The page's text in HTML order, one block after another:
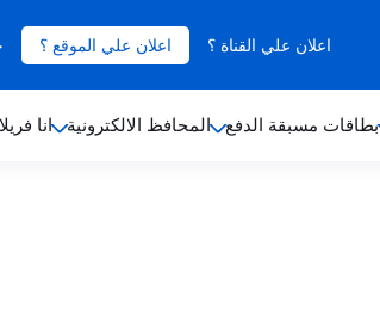
اعلان علي القناة ؟ اعلان علي الموقع ؟
بطاقات مسبقة الدفع المحافظ الالكترونية انا